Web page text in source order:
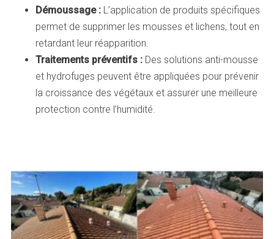
Démoussage :L’application de produits spécifiques
permet de supprimer les mousses et lichens, tout en
retardant leur réapparition.
Traitements préventifs :Des solutions anti-mousse
et hydrofuges peuvent être appliquées pour prévenir
la croissance des végétaux et assurer une meilleure
protection contre l’humidité.